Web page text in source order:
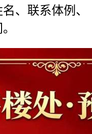
、联系体例、